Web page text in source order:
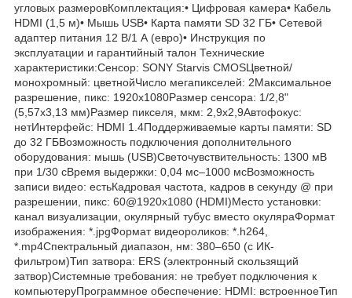
угловых размеровКомплектация:• Цифровая камера• Кабель
HDMI (1,5 м)• Мышь USB• Карта памяти SD 32 ГБ• Сетевой
адаптер питания 12 В/1 А (евро)• Инструкция по
эксплуатации и гарантийный талон Технические
характеристики:Сенсор: SONY Starvis CMOSЦветной/
монохромный: цветнойЧисло мегапикселей: 2Максимальное
разрешение, пикс: 1920х1080Размер сенсора: 1/2,8"
(5,57x3,13 мм)Размер пикселя, мкм: 2,9x2,9Автофокус:
нетИнтерфейс: HDMI 1.4Поддерживаемые карты памяти: SD
до 32 ГБВозможность подключения дополнительного
оборудования: мышь (USB)Светочувствительность: 1300 мВ
при 1/30 сВремя выдержки: 0,04 мс–1000 мсВозможность
записи видео: естьКадровая частота, кадров в секунду @ при
разрешении, пикс: 60@1920x1080 (HDMI)Место установки:
канал визуализации, окулярный тубус вместо окуляраФормат
изображения: *.jpgФормат видеороликов: *.h264,
*.mp4Спектральный диапазон, нм: 380–650 (с ИК-
фильтром)Тип затвора: ERS (электронный скользящий
затвор)Системные требования: не требует подключения к
компьютеруПрограммное обеспечение: HDMI: встроенноеТип